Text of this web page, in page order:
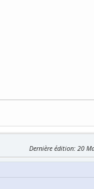
Dernière édition: 20